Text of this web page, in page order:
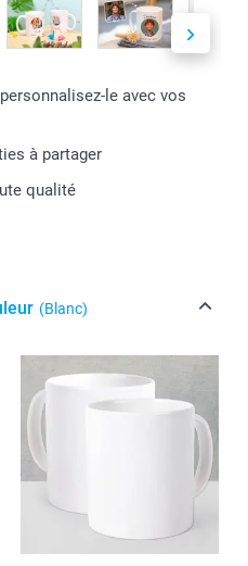
le avec vos
à partager
qualité
(Blanc)